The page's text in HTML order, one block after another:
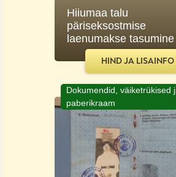
Hiiumaa talu
päriseksostmise
laenumakse tasumine
HIND JA LISAINFO
Dokumendid, väiketrükised
paberikraam